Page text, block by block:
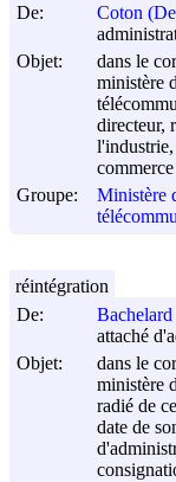
De:
Coton
Objet:
dans le
ministère
directeur,
l'industrie,
Groupe:
Ministère
De:
Bachelard
attaché
Objet:
dans le
ministère
radié de
date de
réintégration